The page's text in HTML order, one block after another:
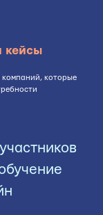
кейсы
компаний, которые